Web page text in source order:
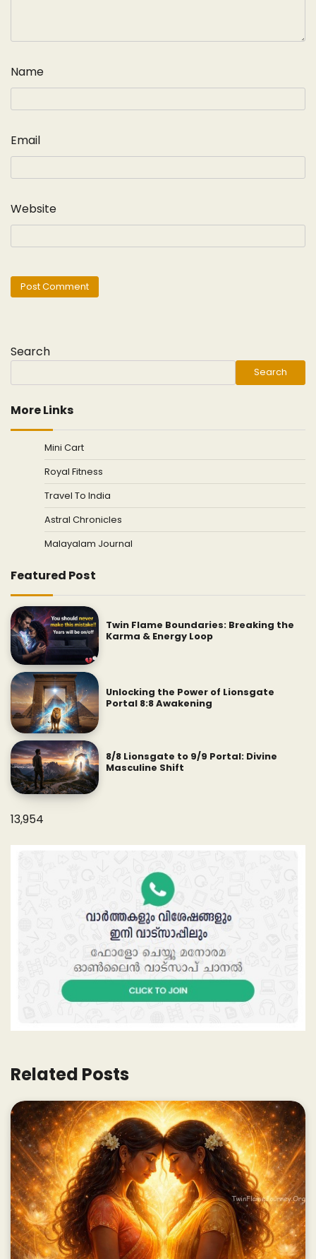
Name
Email
Website
Search
Search
More Links
Mini Cart
Royal Fitness
Travel To India
Astral Chronicles
Malayalam Journal
Featured Post
Twin Flame Boundaries: Breaking the
Karma & Energy Loop
Unlocking the Power of Lionsgate
Portal 8:8 Awakening
8/8 Lionsgate to 9/9 Portal: Divine
Masculine Shift
13,954
Related Posts